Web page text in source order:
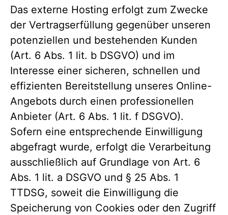
Das externe Hosting erfolgt zum Zwecke
der Vertragserfüllung gegenüber unseren
potenziellen und bestehenden Kunden
(Art. 6 Abs. 1 lit. b DSGVO) und im
Interesse einer sicheren, schnellen und
effizienten Bereitstellung unseres Online-
Angebots durch einen professionellen
Anbieter (Art. 6 Abs. 1 lit. f DSGVO).
Sofern eine entsprechende Einwilligung
abgefragt wurde, erfolgt die Verarbeitung
ausschließlich auf Grundlage von Art. 6
Abs. 1 lit. a DSGVO und § 25 Abs. 1
TTDSG, soweit die Einwilligung die
Speicherung von Cookies oder den Zugriff